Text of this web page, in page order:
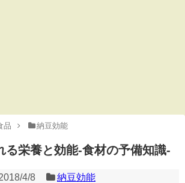
品 納豆効能
る栄養と効能-食材の予備知識-
4/8 納豆効能